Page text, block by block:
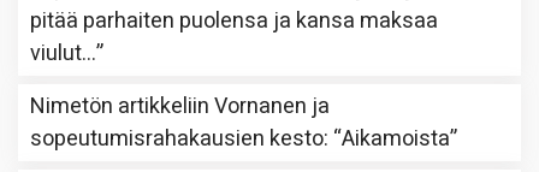
pitää parhaiten puolensa ja kansa maksaa
viulut…”
Nimetön artikkeliinVornanen ja
sopeutumisrahakausien kesto: “Aikamoista”